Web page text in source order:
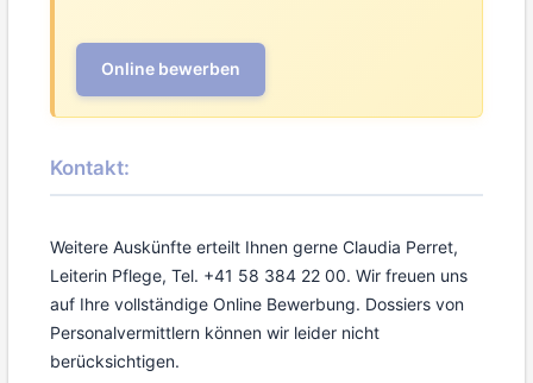
Online bewerben
Kontakt:
Weitere Auskünfte erteilt Ihnen gerne Claudia Perret,
Leiterin Pflege, Tel. +41 58 384 22 00. Wir freuen uns
auf Ihre vollständige Online Bewerbung. Dossiers von
Personalvermittlern können wir leider nicht
berücksichtigen.